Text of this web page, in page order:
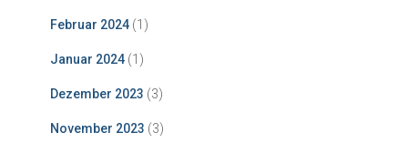
Februar 2024 (1)
Januar 2024 (1)
Dezember 2023 (3)
November 2023 (3)